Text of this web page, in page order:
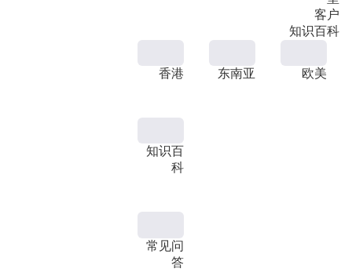
客户
知识百科
香港 东南亚 欧美
知识百
科
常见问
答